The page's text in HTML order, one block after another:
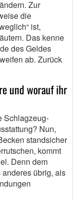
Zur
die
ist,
Das kenne
des Geldes
ab. Zurück
und worauf ihr
Schlagzeug-
Nun,
standsicher
kommt
Denn dem
übrig, als